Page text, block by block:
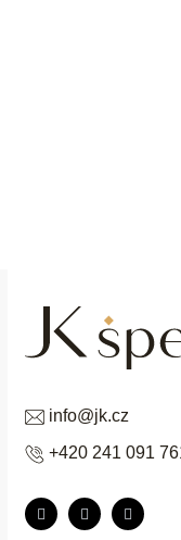
info@jk.cz
+420 241 091